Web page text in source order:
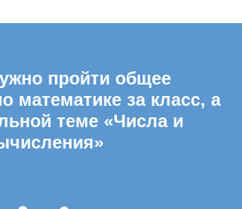
пройти общее
математике за класс, а
теме «Числа и